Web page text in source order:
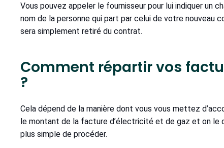
Vous pouvez appeler le fournisseur pour lui indiquer un
nom de la personne qui part par celui de votre nouveau
sera simplement retiré du contrat.
Comment répartir vos
?
Cela dépend de la manière dont vous vous mettez
le montant de la facture d’électricité et de gaz et on le
plus simple de procéder.